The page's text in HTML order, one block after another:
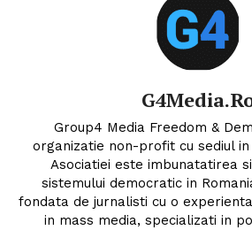
Group4 Media Freedom &
organizatie non-profit cu sediul in
Asociatiei este imbunatatirea
sistemului democratic in
fondata de jurnalisti cu o
in mass media, specializati in